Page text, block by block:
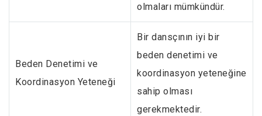
olmaları mümkündür.
Beden Denetimi ve
Koordinasyon Yeteneği
Bir dansçının iyi bir
beden denetimi ve
koordinasyon yeteneğine
sahip olması
gerekmektedir.